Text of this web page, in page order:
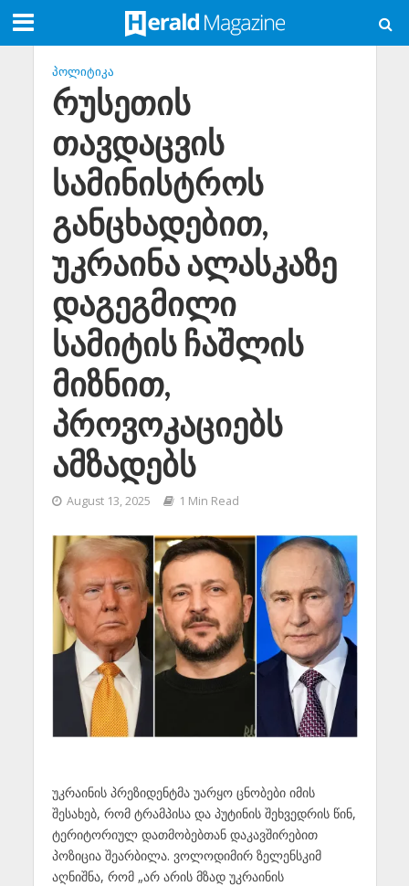
ᲞᲝᲚᲘᲢᲘᲙᲐ
რუსეთის
თავდაცვის
სამინისტროს
განცხადებით,
უკრაინა ალასკაზე
დაგეგმილი
სამიტის ჩაშლის
მიზნით,
პროვოკაციებს
ამზადებს
August 13, 2025 1 Min Read
უკრაინის პრეზიდენტმა უარყო ცნობები იმის
შესახებ, რომ ტრამპისა და პუტინის შეხვედრის წინ,
ტერიტორიულ დათმობებთან დაკავშირებით
პოზიცია შეარბილა. ვოლოდიმირ ზელენსკიმ
აღნიშნა, რომ „არ არის მზად უკრაინის